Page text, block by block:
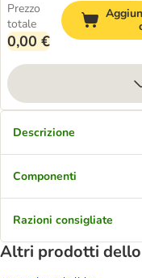
Prezzo
totale
0,00 €
Descrizione
Componenti
Razioni consigliate
Altri prodotti